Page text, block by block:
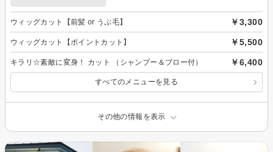
ウィッグカット【前髪 or うぶ毛】 ￥3,300
ウィッグカット【ポイントカット】 ￥5,500
キラリ☆素敵に変身！ カット （シャンプー＆ブロー付） ￥6,400
すべてのメニューを見る
その他の情報を表示